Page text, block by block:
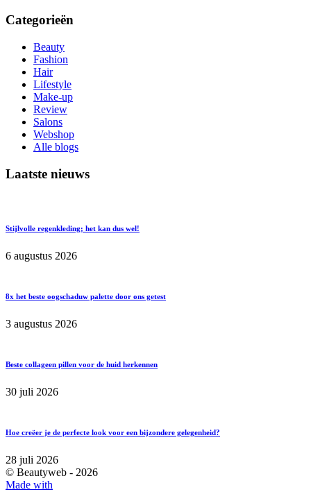
Categorieën
Beauty
Fashion
Hair
Lifestyle
Make-up
Review
Salons
Webshop
Alle blogs
Laatste nieuws
Stijlvolle regenkleding; het kan dus wel!
6 augustus 2026
8x het beste oogschaduw palette door ons getest
3 augustus 2026
Beste collageen pillen voor de huid herkennen
30 juli 2026
Hoe creëer je de perfecte look voor een bijzondere gelegenheid?
28 juli 2026
© Beautyweb - 2026
Made with